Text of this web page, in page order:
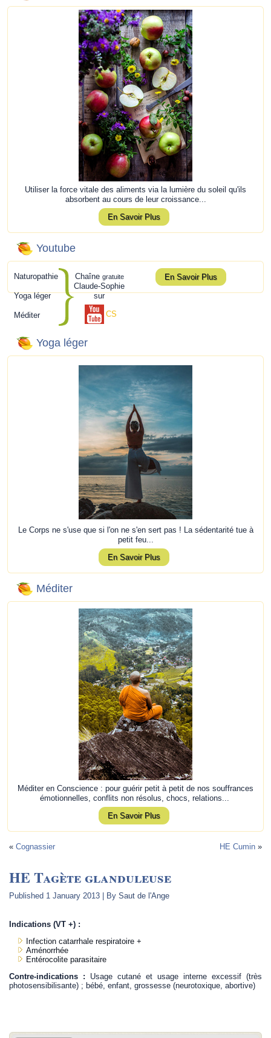
Utiliser la force vitale des aliments via la lumière du soleil qu'ils
absorbent au cours de leur croissance...
En Savoir Plus
Youtube
Naturopathie
Yoga léger
Méditer
Chaîne gratuite
Claude-Sophie
sur
CS
En Savoir Plus
Yoga léger
Le Corps ne s'use que si l'on ne s'en sert pas ! La sédentarité tue à
petit feu...
En Savoir Plus
Méditer
Méditer en Conscience : pour guérir petit à petit de nos souffrances
émotionnelles, conflits non résolus, chocs, relations...
En Savoir Plus
«Cognassier HE Cumin»
HE Tagète glanduleuse
Published 1 January 2013 By Saut de l'Ange
Indications (VT +) :
Infection catarrhale respiratoire +
Aménorrhée
Entérocolite parasitaire
Contre-indications : Usage cutané et usage interne excessif (très
photosensibilisante) ; bébé, enfant, grossesse (neurotoxique, abortive)